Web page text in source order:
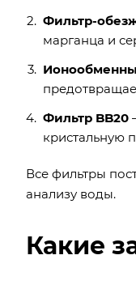
Фильтр-
марганца и
Фильтр BB20
кристальную
Все фильтры
анализу воды.
Какие